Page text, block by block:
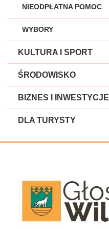
NIEODPŁATNA POMOC
WYBORY
KULTURA I SPORT
ŚRODOWISKO
BIZNES I INWESTYCJE
DLA TURYSTY